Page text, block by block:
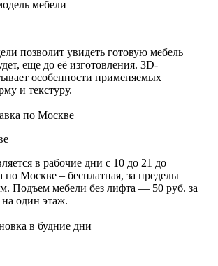
позволит увидеть готовую мебель
еще до её изготовления. 3D-
особенности применяемых
и текстуру.
в рабочие дни с 10 до 21 до
по Москве – бесплатная, за пределы
мебели без лифта — 50 руб. за
один этаж.